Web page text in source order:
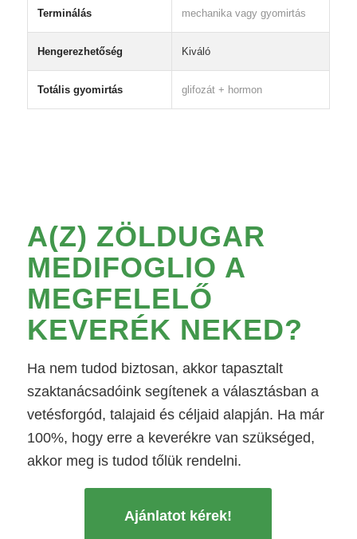
Terminálás mechanika vagy gyomirtás
Hengerezhetőség Kiváló
Totális gyomirtás glifozát + hormon
A(Z) ZÖLDUGAR
MEDIFOGLIO A
MEGFELELŐ
KEVERÉK NEKED?
Ha nem tudod biztosan, akkor tapasztalt
szaktanácsadóink segítenek a választásban a
vetésforgód, talajaid és céljaid alapján. Ha már
100%, hogy erre a keverékre van szükséged,
akkor meg is tudod tőlük rendelni.
Ajánlatot kérek!